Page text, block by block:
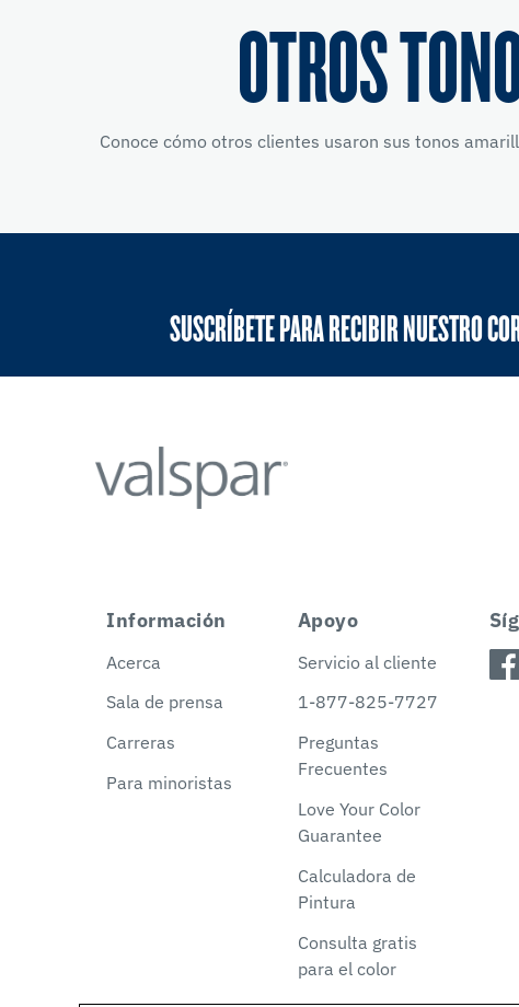
OTROS
Conoce cómo otros clientes usaron sus tonos
SUSCRÍBETE PARA RECIBIR NUESTRO
Información
Acerca
Sala de prensa
Carreras
Para minoristas
Apoyo
Servicio al cliente
1-877-825-7727
Preguntas
Frecuentes
Love Your Color
Guarantee
Calculadora de
Pintura
Consulta gratis
para el color